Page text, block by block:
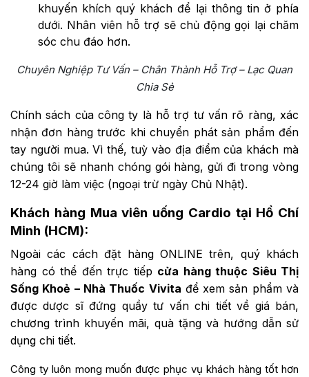
khuyến khích quý khách để lại thông tin ở phía
dưới. Nhân viên hỗ trợ sẽ chủ động gọi lại chăm
sóc chu đáo hơn.
Chuyên Nghiệp Tư Vấn – Chân Thành Hỗ Trợ – Lạc Quan
Chia Sẻ
Chính sách của công ty là hỗ trợ tư vấn rõ ràng, xác
nhận đơn hàng trước khi chuyển phát sản phẩm đến
tay người mua. Vì thế, tuỳ vào địa điểm của khách mà
chúng tôi sẽ nhanh chóng gói hàng, gửi đi trong vòng
12-24 giờ làm việc (ngoại trừ ngày Chủ Nhật).
Khách hàng Mua viên uống Cardio tại Hồ Chí
Minh (HCM):
Ngoài các cách đặt hàng ONLINE trên, quý khách
hàng có thể đến trực tiếp cửa hàng thuộc Siêu Thị
Sống Khoẻ – Nhà Thuốc Vivita để xem sản phẩm và
được dược sĩ đứng quầy tư vấn chi tiết về giá bán,
chương trình khuyến mãi, quà tặng và hướng dẫn sử
dụng chi tiết.
Công ty luôn mong muốn được phục vụ khách hàng tốt hơn